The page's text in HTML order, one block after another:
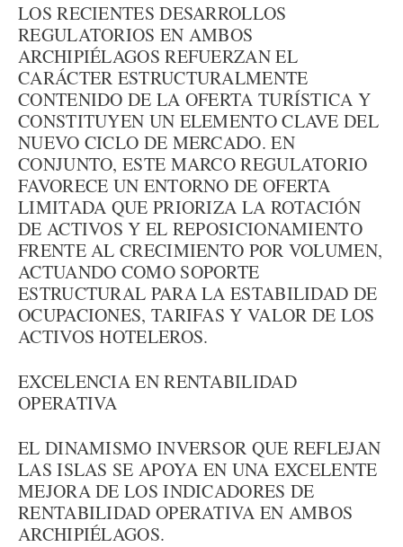
LOS RECIENTES DESARROLLOS
REGULATORIOS EN AMBOS
ARCHIPIÉLAGOS REFUERZAN EL
CARÁCTER ESTRUCTURALMENTE
CONTENIDO DE LA OFERTA TURÍSTICA Y
CONSTITUYEN UN ELEMENTO CLAVE DEL
NUEVO CICLO DE MERCADO. EN
CONJUNTO, ESTE MARCO REGULATORIO
FAVORECE UN ENTORNO DE OFERTA
LIMITADA QUE PRIORIZA LA ROTACIÓN
DE ACTIVOS Y EL REPOSICIONAMIENTO
FRENTE AL CRECIMIENTO POR VOLUMEN,
ACTUANDO COMO SOPORTE
ESTRUCTURAL PARA LA ESTABILIDAD DE
OCUPACIONES, TARIFAS Y VALOR DE LOS
ACTIVOS HOTELEROS.
EXCELENCIA EN RENTABILIDAD
OPERATIVA
EL DINAMISMO INVERSOR QUE REFLEJAN
LAS ISLAS SE APOYA EN UNA EXCELENTE
MEJORA DE LOS INDICADORES DE
RENTABILIDAD OPERATIVA EN AMBOS
ARCHIPIÉLAGOS.